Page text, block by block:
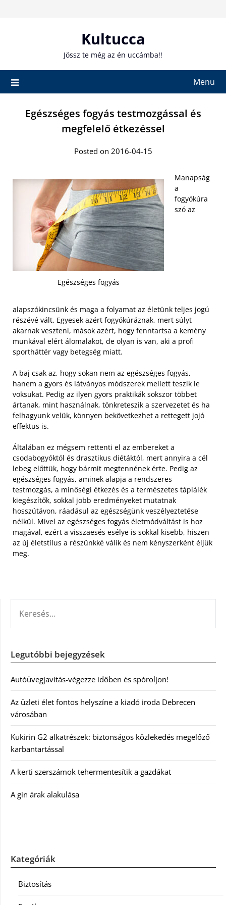
Kultucca
Jössz te még az én uccámba!!
Menu
Egészséges fogyás testmozgással és
megfelelő étkezéssel
Posted on 2016-04-15
Egészséges fogyás
Manapság
a
fogyókúra
szó az
alapszókincsünk és maga a folyamat az életünk teljes jogú
részévé vált. Egyesek azért fogyókúráznak, mert súlyt
akarnak veszteni, mások azért, hogy fenntartsa a kemény
munkával elért álomalakot, de olyan is van, aki a profi
sportháttér vagy betegség miatt.
A baj csak az, hogy sokan nem az egészséges fogyás,
hanem a gyors és látványos módszerek mellett teszik le
voksukat. Pedig az ilyen gyors praktikák sokszor többet
ártanak, mint használnak, tönkreteszik a szervezetet és ha
felhagyunk velük, könnyen bekövetkezhet a rettegett jojó
effektus is.
Általában ez mégsem rettenti el az embereket a
csodabogyóktól és drasztikus diétáktól, mert annyira a cél
lebeg előttük, hogy bármit megtennének érte. Pedig az
egészséges fogyás, aminek alapja a rendszeres
testmozgás, a minőségi étkezés és a természetes táplálék
kiegészítők, sokkal jobb eredményeket mutatnak
hosszútávon, ráadásul az egészségünk veszélyeztetése
nélkül. Mivel az egészséges fogyás életmódváltást is hoz
magával, ezért a visszaesés esélye is sokkal kisebb, hiszen
az új életstílus a részünkké válik és nem kényszerként éljük
meg.
Legutóbbi bejegyzések
Autóüvegjavítás-végezze időben és spóroljon!
Az üzleti élet fontos helyszíne a kiadó iroda Debrecen
városában
Kukirin G2 alkatrészek: biztonságos közlekedés megelőző
karbantartással
A kerti szerszámok tehermentesítik a gazdákat
A gin árak alakulása
Kategóriák
Biztosítás